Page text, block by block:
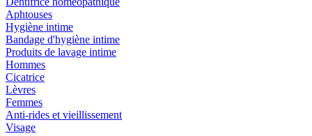
Aphtouses
Hygiène intime
Bandage d'hygiène intime
Produits de lavage intime
Hommes
Cicatrice
Lèvres
Femmes
Anti-rides et vieillissement
Visage